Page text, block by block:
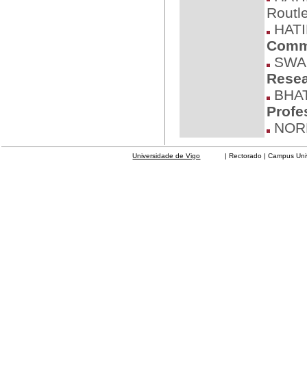
Universidade de Vigo | Rectorado | Campus